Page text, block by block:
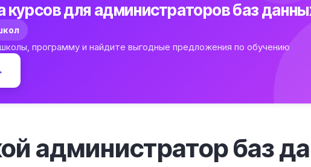
для администраторов баз
программу и найдите выгодные предложения по обучению
администратор баз